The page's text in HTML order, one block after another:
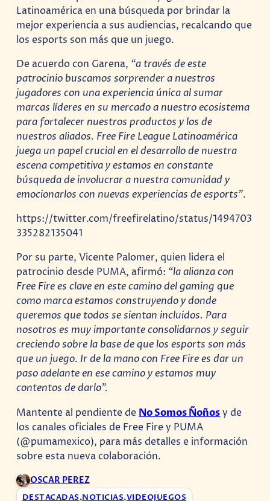
Latinoamérica en una búsqueda por brindar la
mejor experiencia a sus audiencias, recalcando que
los esports son más que un juego.
De acuerdo con Garena, “a través de este
patrocinio buscamos sorprender a nuestros
jugadores con una experiencia única al sumar
marcas líderes en su mercado a nuestro ecosistema
para fortalecer nuestros productos y los de
nuestros aliados. Free Fire League Latinoamérica
juega un papel crucial en el desarrollo de nuestra
escena competitiva y estamos en constante
búsqueda de involucrar a nuestra comunidad y
emocionarlos con nuevas experiencias de esports”.
https://twitter.com/freefirelatino/status/1494703
335282135041
Por su parte, Vicente Palomer, quien lidera el
patrocinio desde PUMA, afirmó: “la alianza con
Free Fire es clave en este camino del gaming que
como marca estamos construyendo y donde
queremos que todos se sientan incluidos. Para
nosotros es muy importante consolidarnos y seguir
creciendo sobre la base de que los esports son más
que un juego. Ir de la mano con Free Fire es dar un
paso adelante en ese camino y estamos muy
contentos de darlo”.
Mantente al pendiente de No Somos Ñoñosy de
los canales oficiales de Free Fire y PUMA
(@pumamexico), para más detalles e información
sobre esta nueva colaboración.
OSCAR PEREZ
DESTACADAS,NOTICIAS,VIDEOJUEGOS